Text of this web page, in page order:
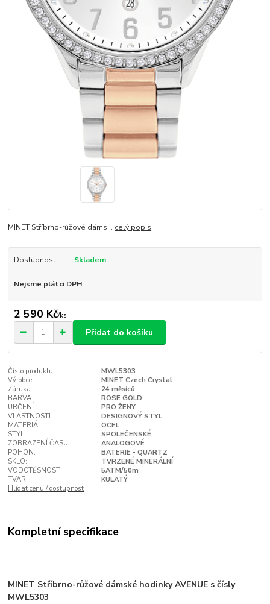
MINET Stříbrno-růžové dáms... celý popis
Dostupnost Skladem
Nejsme plátci DPH
2 590 Kč/ks
Přidat do košíku
Číslo produktu:
MWL5303
Výrobce:
MINET Czech Crystal
Záruka:
24 měsíců
BARVA:
ROSE GOLD
URČENÍ:
PRO ŽENY
VLASTNOSTI:
DESIGNOVÝ STYL
MATERIÁL:
OCEL
STYL:
SPOLEČENSKÉ
ZOBRAZENÍ ČASU:
ANALOGOVÉ
POHON:
BATERIE - QUARTZ
SKLO:
TVRZENÉ MINERÁLNÍ
VODOTĚSNOST:
5ATM/50m
TVAR:
KULATÝ
Hlídat cenu / dostupnost
Kompletní specifikace
MINET Stříbrno-růžové dámské hodinky AVENUE s čísly
MWL5303